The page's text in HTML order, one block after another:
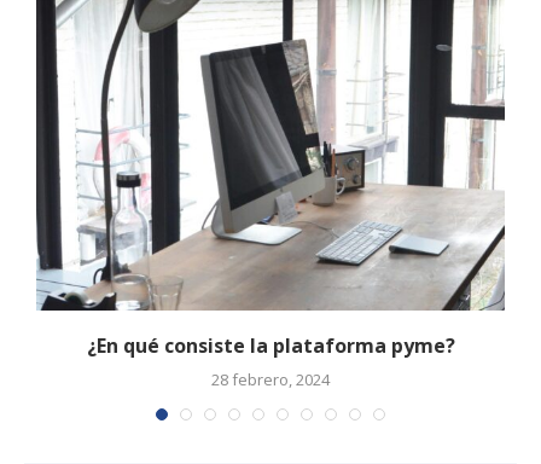
¿En qué consiste la plataforma pyme?
28 febrero, 2024